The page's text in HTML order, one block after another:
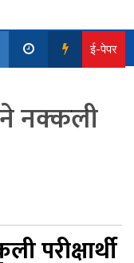
ई-पेपर
नक्कली
परीक्षार्थी